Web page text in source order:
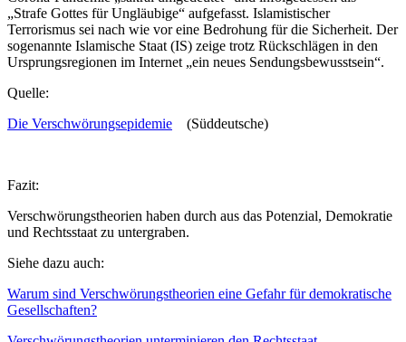
„Strafe Gottes für Ungläubige“ aufgefasst. Islamistischer
Terrorismus sei nach wie vor eine Bedrohung für die Sicherheit. Der
sogenannte Islamische Staat (IS) zeige trotz Rückschlägen in den
Ursprungsregionen im Internet „ein neues Sendungsbewusstsein“.
Quelle:
Die Verschwörungsepidemie (Süddeutsche)
Fazit:
Verschwörungstheorien haben durch aus das Potenzial, Demokratie
und Rechtsstaat zu untergraben.
Siehe dazu auch:
Warum sind Verschwörungstheorien eine Gefahr für demokratische
Gesellschaften?